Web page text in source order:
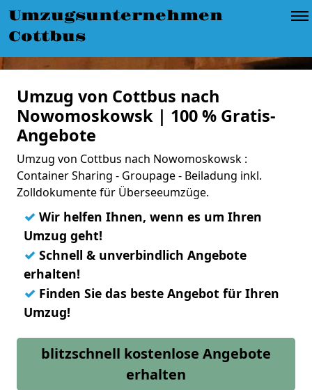
Umzugsunternehmen
Cottbus
Umzug von Cottbus nach
Nowomoskowsk | 100 % Gratis-
Angebote
Umzug von Cottbus nach Nowomoskowsk :
Container Sharing - Groupage - Beiladung inkl.
Zolldokumente für Überseeumzüge.
✓ Wir helfen Ihnen, wenn es um Ihren
Umzug geht!
✓ Schnell & unverbindlich Angebote
erhalten!
✓ Finden Sie das beste Angebot für Ihren
Umzug!
blitzschnell kostenlose Angebote
erhalten